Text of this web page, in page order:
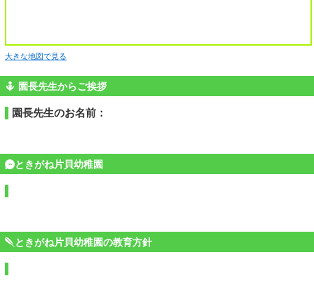
大きな地図で見る
園長先生からご挨拶
園長先生のお名前：
ときがね片貝幼稚園
ときがね片貝幼稚園の教育方針